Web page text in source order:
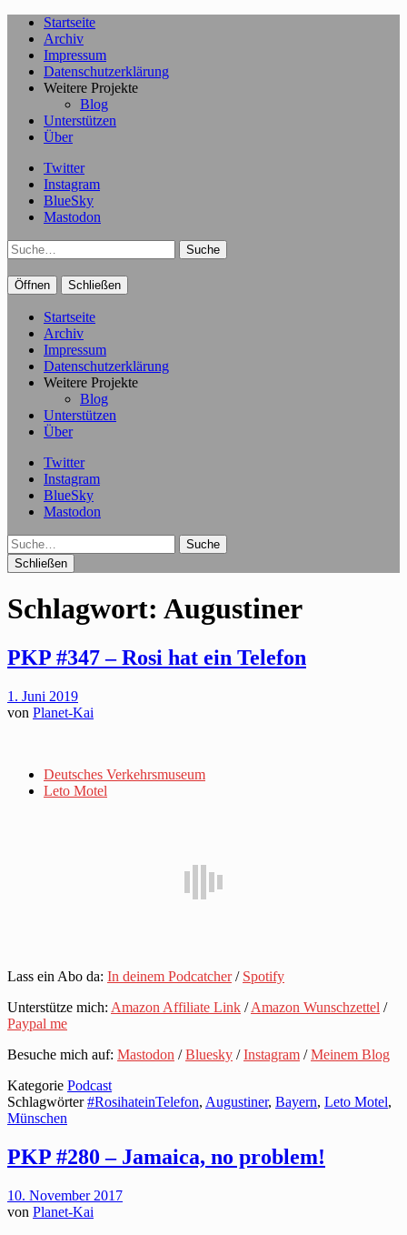
Startseite
Archiv
Impressum
Datenschutzerklärung
Weitere Projekte
Blog
Unterstützen
Über
Twitter
Instagram
BlueSky
Mastodon
Suche
Öffnen Schließen
Startseite
Archiv
Impressum
Datenschutzerklärung
Weitere Projekte
Blog
Unterstützen
Über
Twitter
Instagram
BlueSky
Mastodon
Suche
Schließen
Schlagwort: Augustiner
PKP #347 – Rosi hat ein Telefon
1. Juni 2019
von Planet-Kai
Deutsches Verkehrsmuseum
Leto Motel
Lass ein Abo da: In deinem Podcatcher/ Spotify
Unterstütze mich: Amazon Affiliate Link /Amazon Wunschzettel /
Paypal me
Besuche mich auf: Mastodon /Bluesky /Instagram /Meinem Blog
Kategorie Podcast
Schlagwörter#RosihateinTelefon, Augustiner, Bayern, Leto Motel,
Münschen
PKP #280 – Jamaica, no problem!
10. November 2017
von Planet-Kai